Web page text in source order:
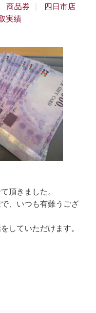
商品券
四日市店
実績
頂きました。
、いつも有難うござ
していただけます。